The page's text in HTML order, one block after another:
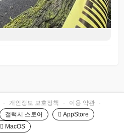
· 개인정보 보호정책 · 이용 약관
·
갤럭시 스토어
 AppStore
 MacOS